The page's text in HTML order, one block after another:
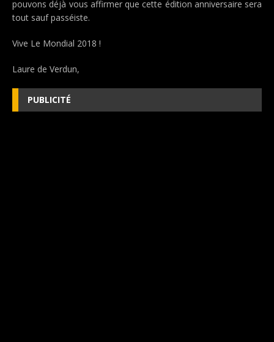
pouvons déjà vous affirmer que cette édition anniversaire sera
tout sauf passéiste.
Vive Le Mondial 2018 !
Laure de Verdun,
PUBLICITÉ